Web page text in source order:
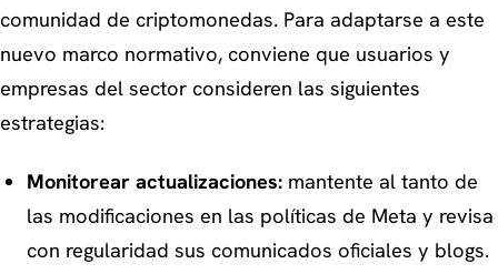
comunidad de criptomonedas. Para adaptarse a este
nuevo marco normativo, conviene que usuarios y
empresas del sector consideren las siguientes
estrategias:
Monitorear actualizaciones:mantente al tanto de
las modificaciones en las políticas de Meta y revisa
con regularidad sus comunicados oficiales y blogs.